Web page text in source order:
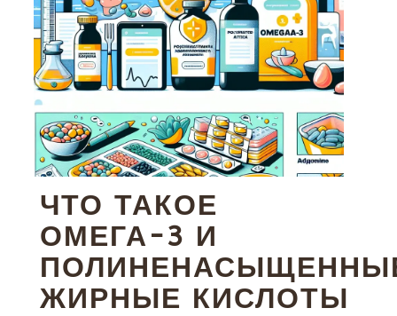
ЧТО ТАКОЕ
ОМЕГА-3 И
ЖИРНЫЕ КИСЛОТЫ